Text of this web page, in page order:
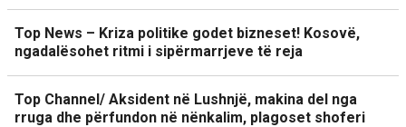
Top News – Kriza politike godet bizneset! Kosovë,
ngadalësohet ritmi i sipërmarrjeve të reja
Top Channel/ Aksident në Lushnjë, makina del nga
rruga dhe përfundon në nënkalim, plagoset shoferi